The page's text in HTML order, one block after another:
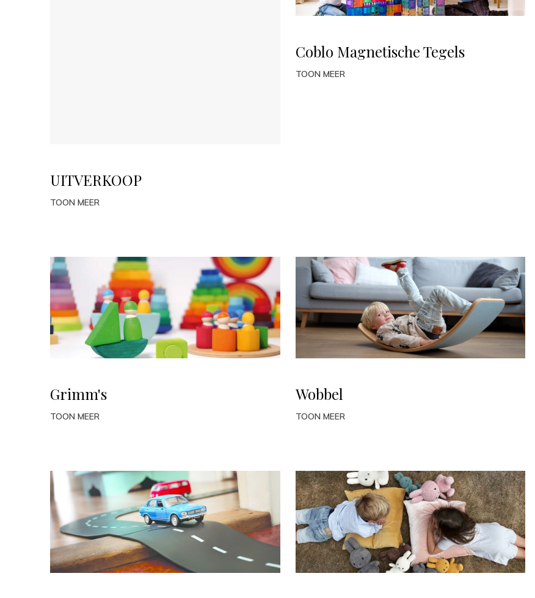
UITVERKOOP
TOON MEER
Coblo Magnetische Tegels
TOON MEER
Grimm's
TOON MEER
Wobbel
TOON MEER